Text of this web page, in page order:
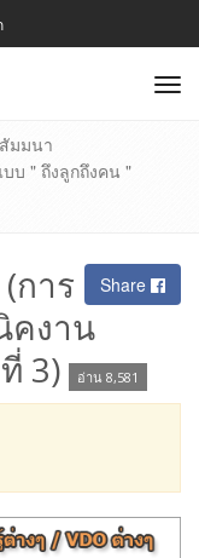
มมนา
บ " ถึงลูกถึงคน "
Share
การ
คงาน
3)
อ่าน 8,581